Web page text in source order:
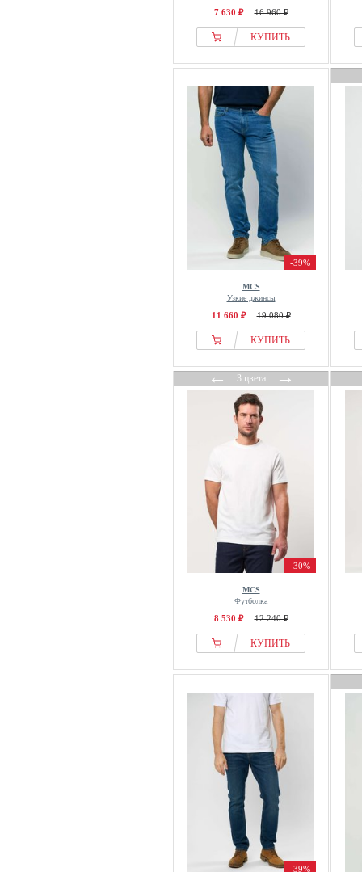
7 630 ₽ 16 960 ₽
КУПИТЬ
-39%
MCS
Узкие джинсы
11 660 ₽ 19 080 ₽
КУПИТЬ
←3 цвета→
-30%
MCS
Футболка
8 530 ₽ 12 240 ₽
КУПИТЬ
-39%